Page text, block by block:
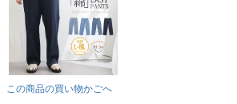
この商品の買い物かごへ